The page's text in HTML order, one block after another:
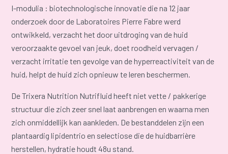
I-modulia : biotechnologische innovatie die na 12 jaar
onderzoek door de Laboratoires Pierre Fabre werd
ontwikkeld, verzacht het door uitdroging van de huid
veroorzaakte gevoel van jeuk, doet roodheid vervagen /
verzacht irritatie ten gevolge van de hyperreactiviteit van de
huid, helpt de huid zich opnieuw te leren beschermen.
De Trixera Nutrition Nutrifluid heeft niet vette / pakkerige
structuur die zich zeer snel laat aanbrengen en waarna men
zich onmiddellijk kan aankleden. De bestanddelen zijn een
plantaardig lipidentrio en selectiose die de huidbarrière
herstellen, hydratie houdt 48u stand.